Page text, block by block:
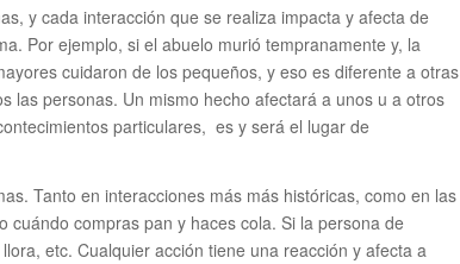
y cada interacción que se realiza impacta y afecta de
Por ejemplo, si el abuelo murió tempranamente y, la
cuidaron de los pequeños, y eso es diferente a otras
las personas. Un mismo hecho afectará a unos u a otros
particulares, es y será el lugar de
Tanto en interacciones más más históricas, como en las
cuándo compras pan y haces cola. Si la persona de
etc. Cualquier acción tiene una reacción y afecta a